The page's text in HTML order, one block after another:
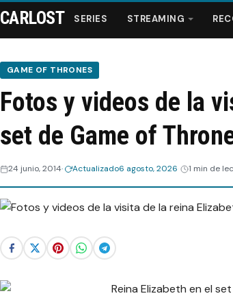
Series
Streaming
Videos
Webisodios
CARLOST SERIES STREAMING
GAME OF THRONES
Fotos y videos de la
set de Game of
24 junio, 2014 Actualizado6 agosto, 2026 1 min de